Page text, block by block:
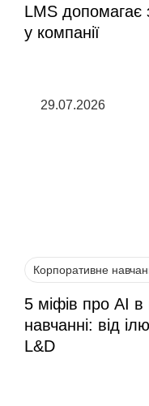
LMS допомагає
у компанії
29.07.2026
Корпоративне
5 міфів про AI
навчанні: від
L&D